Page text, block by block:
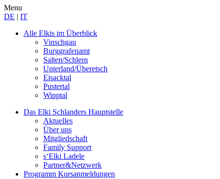
Menu
DE | IT
Alle Elkis im Überblick
Vinschgau
Burggrafenamt
Salten/Schlern
Unterland/Überetsch
Eisacktal
Pustertal
Wipptal
Das Elki Schlanders Hauptstelle
Aktuelles
Über uns
Mitgliedschaft
Family Support
s‘Elki Ladele
Partner&Netzwerk
Programm Kursanmeldungen